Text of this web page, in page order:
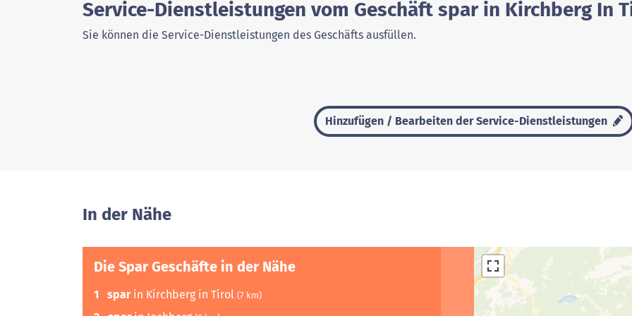
Service-Dienstleistungen vom Geschäft spar in Kirchberg In
Sie können die Service-Dienstleistungen des Geschäfts ausfüllen.
Hinzufügen / Bearbeiten der Service-Dienstleistungen
In der Nähe
Die Spar Geschäfte in der Nähe
1 sparin Kirchberg in Tirol (7 km)